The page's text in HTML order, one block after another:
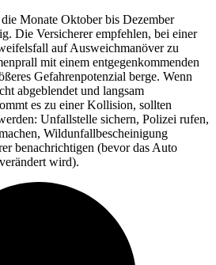
Monate Oktober bis Dezember
Die Versicherer empfehlen, bei einer
auf Ausweichmanöver zu
mit einem entgegenkommenden
Gefahrenpotenzial berge. Wenn
abgeblendet und langsam
es zu einer Kollision, sollten
Unfallstelle sichern, Polizei rufen,
Wildunfallbescheinigung
benachrichtigen (bevor das Auto
wird).